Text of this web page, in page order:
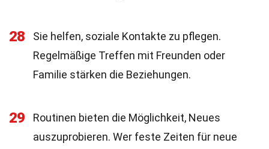
28
Sie helfen, soziale Kontakte zu pflegen.
Regelmäßige Treffen mit Freunden oder
Familie stärken die Beziehungen.
29
Routinen bieten die Möglichkeit, Neues
auszuprobieren. Wer feste Zeiten für neue